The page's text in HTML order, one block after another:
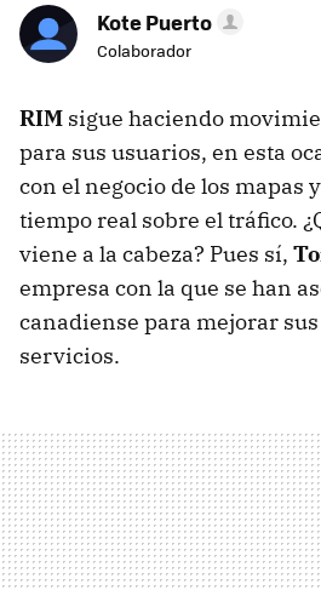
Kote Puerto
Colaborador
RIM sigue haciendo
para sus usuarios, en esta
con el negocio de los mapas
tiempo real sobre el tráfico.
viene a la cabeza? Pues sí,
empresa con la que se han
canadiense para mejorar
servicios.